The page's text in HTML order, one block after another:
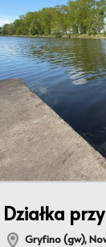
Działka
Gryfino (gw),